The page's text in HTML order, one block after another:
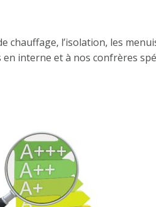
chauffage, l’isolation, les
en interne et à nos confrères